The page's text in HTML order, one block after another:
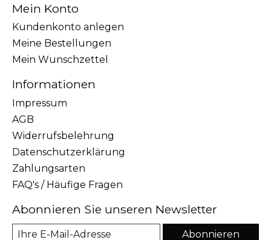
Mein Konto
Kundenkonto anlegen
Meine Bestellungen
Mein Wunschzettel
Informationen
Impressum
AGB
Widerrufsbelehrung
Datenschutzerklärung
Zahlungsarten
FAQ's / Häufige Fragen
Abonnieren Sie unseren Newsletter
Abonnieren